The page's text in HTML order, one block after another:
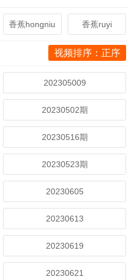
香蕉hongniu 香蕉ruyi
视频排序：正序
202305009
20230502期
20230516期
20230523期
20230605
20230613
20230619
20230621